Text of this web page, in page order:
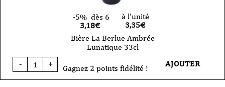
-5% dès 6
3,18€
à l'unité
3,35€
Bière La Berlue Ambrée
Lunatique 33cl
-
quantité
de
+ Gagnez 2 points fidélité ! AJOUTER